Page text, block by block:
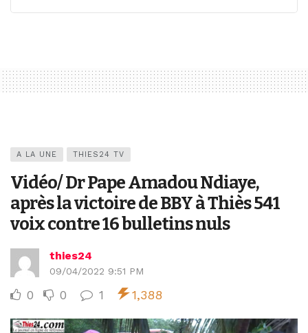
A LA UNE THIES24 TV
Vidéo/ Dr Pape Amadou Ndiaye,
après la victoire de BBY à Thiès 541
voix contre 16 bulletins nuls
thies24
09/04/2022 9:51 PM
0 0 1 1,388